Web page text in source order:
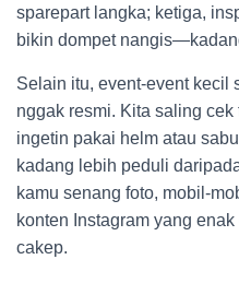
sparepart langka; ketiga,
bikin dompet
Selain itu, event-event kecil
nggak resmi. Kita saling
ingetin pakai helm atau
kadang lebih peduli
kamu senang foto, mobil-
konten Instagram yang
cakep.